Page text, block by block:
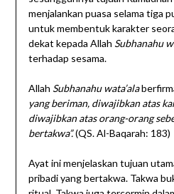
menjalankan puasa selama tiga
untuk membentuk karakter
dekat kepada Allah Subhanahu
terhadap sesama.
Allah Subhanahu wata’ala
yang beriman, diwajibkan atas
diwajibkan atas orang-orang
bertakwa”.(QS. Al-Baqarah: 183)
Ayat ini menjelaskan tujuan
pribadi yang bertakwa. Takwa